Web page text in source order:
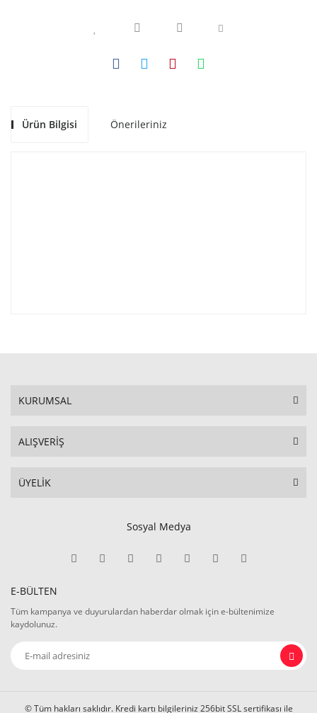
Ürün Bilgisi Önerileriniz
KURUMSAL
ALIŞVERİŞ
ÜYELİK
Sosyal Medya
E-BÜLTEN
Tüm kampanya ve duyurulardan haberdar olmak için e-bültenimize
kaydolunuz.
© Tüm hakları saklıdır. Kredi kartı bilgileriniz 256bit SSL sertifikası ile